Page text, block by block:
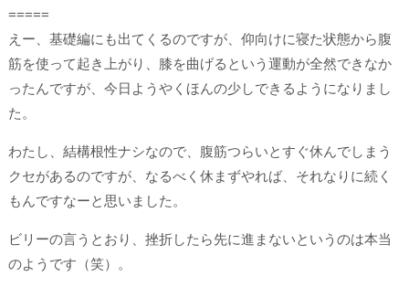
=====
えー、基礎編にも出てくるのですが、仰向けに寝た状態から腹
筋を使って起き上がり、膝を曲げるという運動が全然できなか
ったんですが、今日ようやくほんの少しできるようになりまし
た。
わたし、結構根性ナシなので、腹筋つらいとすぐ休んでしまう
クセがあるのですが、なるべく休まずやれば、それなりに続く
もんですなーと思いました。
ビリーの言うとおり、挫折したら先に進まないというのは本当
のようです（笑）。